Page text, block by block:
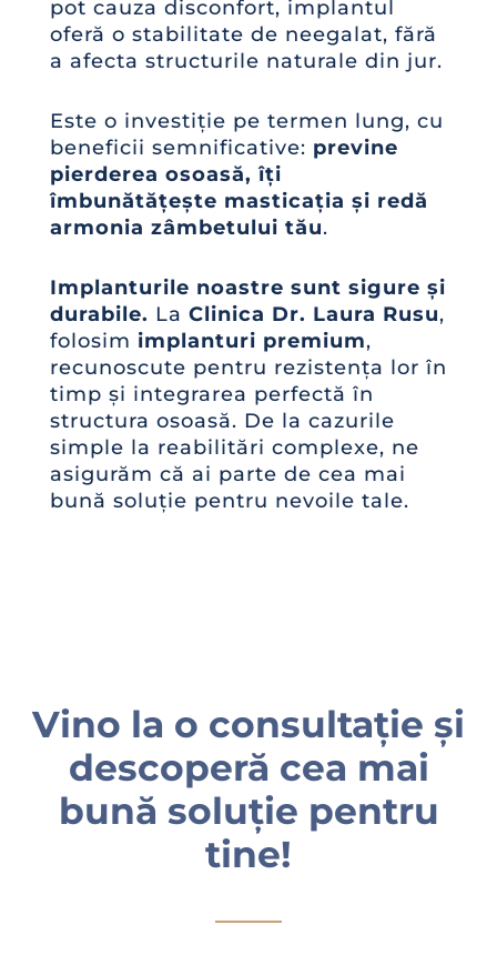
pot cauza disconfort, implantul
oferă o stabilitate de neegalat, fără
a afecta structurile naturale din jur.
Este o investiție pe termen lung, cu
beneficii semnificative: previne
pierderea osoasă, îți
îmbunătățește masticația și redă
armonia zâmbetului tău.
Implanturile noastre sunt sigure și
durabile. La Clinica Dr. Laura Rusu,
folosim implanturi premium,
recunoscute pentru rezistența lor în
timp și integrarea perfectă în
structura osoasă. De la cazurile
simple la reabilitări complexe, ne
asigurăm că ai parte de cea mai
bună soluție pentru nevoile tale.
Vino la o consultație și
descoperă cea mai
bună soluție pentru
tine!